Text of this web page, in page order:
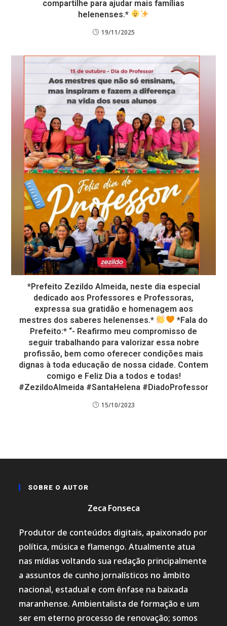
compartilhe para ajudar mais famílias
helenenses.*
19/11/2025
*Prefeito Zezildo Almeida, neste dia especial
dedicado aos Professores e Professoras,
expressa sua gratidão e homenagem aos
mestres dos saberes helenenses.*
*Fala do
Prefeito:* “- Reafirmo meu compromisso de
seguir trabalhando para valorizar essa nobre
profissão, bem como oferecer condições mais
dignas à toda educação de nossa cidade. Contem
comigo e Feliz Dia a todos e todas!
#ZezildoAlmeida #SantaHelena #DiadoProfessor
15/10/2023
SOBRE O AUTOR
Zeca Fonseca
Produtor de conteúdos digitais, apaixonado por
política, música e flamengo. Atualmente atua
nas mídias voltando sua redação principalmente
a assuntos de cunho jornalísticos no âmbito
nacional, estadual e com ênfase na baixada
maranhense. Ambientalista de formação e um
ser em eterno processo de renovação; somos